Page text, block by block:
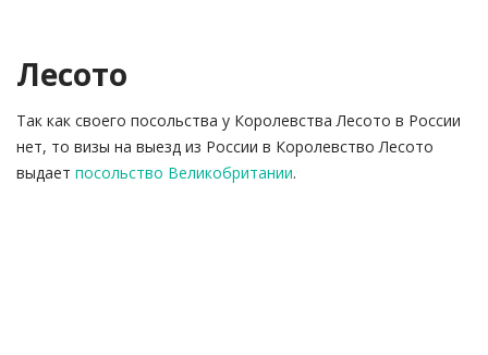
Лесото
Так как своего посольства у Королевства Лесото в России
нет, то визы на выезд из России в Королевство Лесото
выдает посольство Великобритании.